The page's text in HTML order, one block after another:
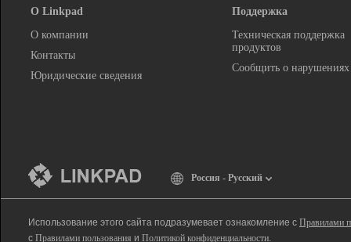
О Linkpad
О компании
Контакты
Юридические сведения
Поддержка
Техническая поддержка
продуктов
Сообщить о нарушениях
Россия - Русский
Использование этого сайта подразумевает ознакомление с Правилами
с Правилами пользования и Политикой конфиденциальности.